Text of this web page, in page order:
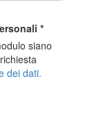
*
siano
dei dati.